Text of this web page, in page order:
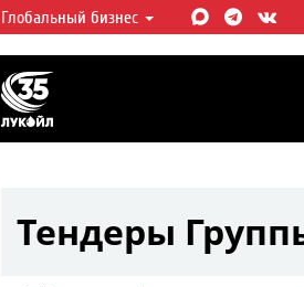
ЛУКОЙЛ СЕГОДНЯ
ЛУКОЙЛ — одна из крупнейших
интегрированных нефтегазовых
мире, на долю которой
мировой добычи нефти и около
Глобальный бизнес
Тендеры